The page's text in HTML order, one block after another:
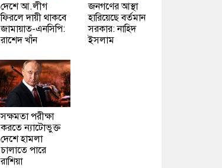
দেশে আ.লীগ
ফিরলে দায়ী থাকবে
জামায়াত-এনসিপি:
রাশেদ খাঁন
জনগণের আস্থা
হারিয়েছে বর্তমান
সরকার: নাহিদ
ইসলাম
সক্ষমতা পরীক্ষা
করতে ন্যাটোভুক্ত
দেশে হামলা
চালাতে পারে
রাশিয়া